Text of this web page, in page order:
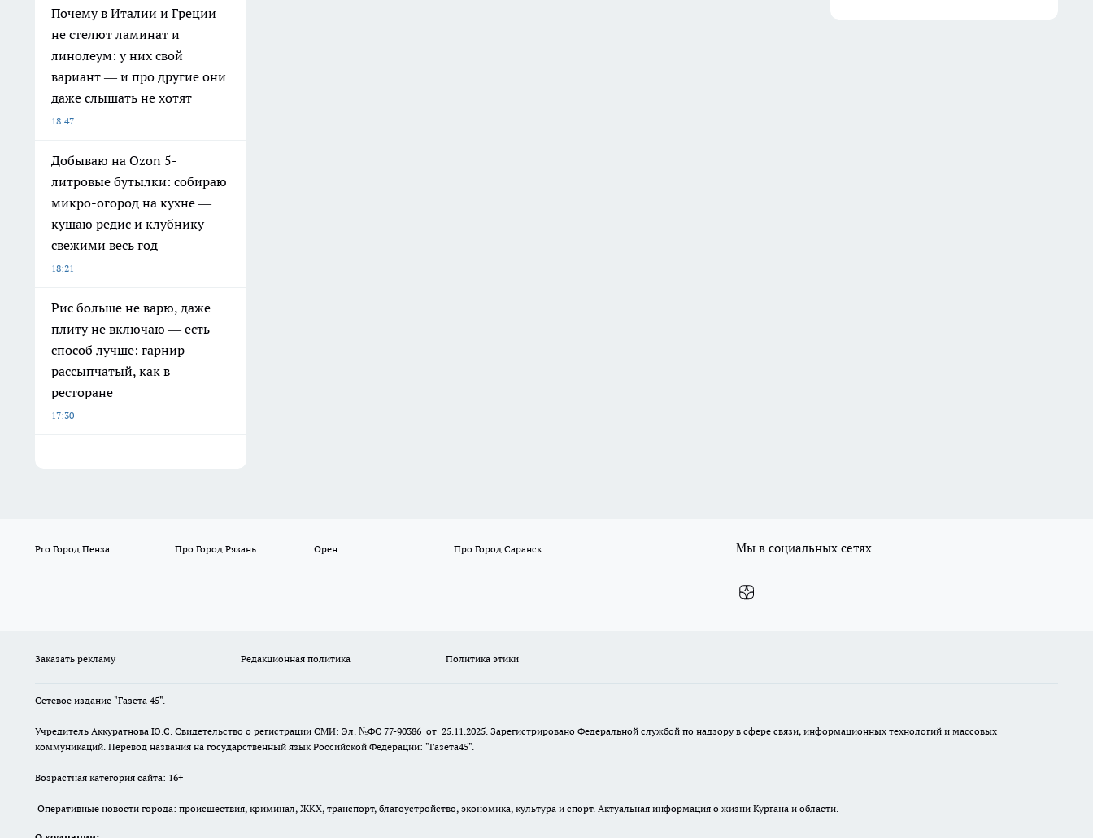
Почему в Италии и Греции
не стелют ламинат и
линолеум: у них свой
вариант — и про другие они
даже слышать не хотят
18:47
Добываю на Ozon 5-
литровые бутылки: собираю
микро-огород на кухне —
кушаю редис и клубнику
свежими весь год
18:21
Рис больше не варю, даже
плиту не включаю — есть
способ лучше: гарнир
рассыпчатый, как в
ресторане
17:30
Pro Город Пенза Про Город Рязань Орен Про Город Саранск Мы в социальных сетях
Заказать рекламу Редакционная политика Политика этики
Сетевое издание "Газета 45".
Учредитель Аккуратнова Ю.С. Свидетельство о регистрации СМИ: Эл. №ФС 77-90386 от 25.11.2025. Зарегистрировано Федеральной службой по надзору в сфере связи, информационных технологий и массовых
коммуникаций. Перевод названия на государственный язык Российской Федерации: "Газета45".
Возрастная категория сайта: 16+
Оперативные новости города: происшествия, криминал, ЖКХ, транспорт, благоустройство, экономика, культура и спорт. Актуальная информация о жизни Кургана и области.